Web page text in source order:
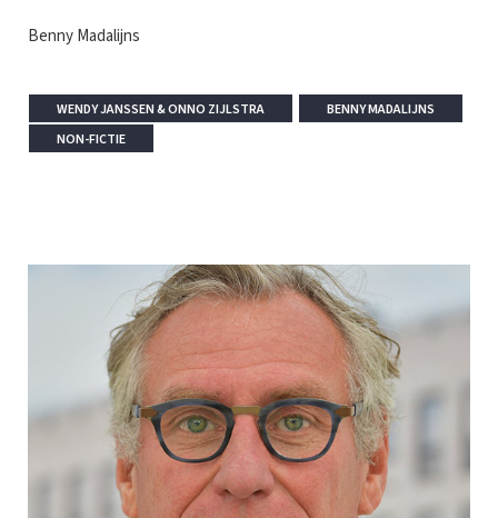
Benny Madalijns
WENDY JANSSEN & ONNO ZIJLSTRA
BENNY MADALIJNS
NON-FICTIE